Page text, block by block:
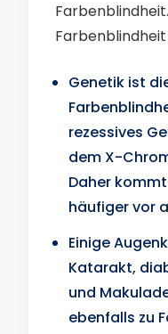
Genetik ist
rezessives
dem X-
Daher
häufiger vor
Einige
Katarakt,
und
ebenfalls zu